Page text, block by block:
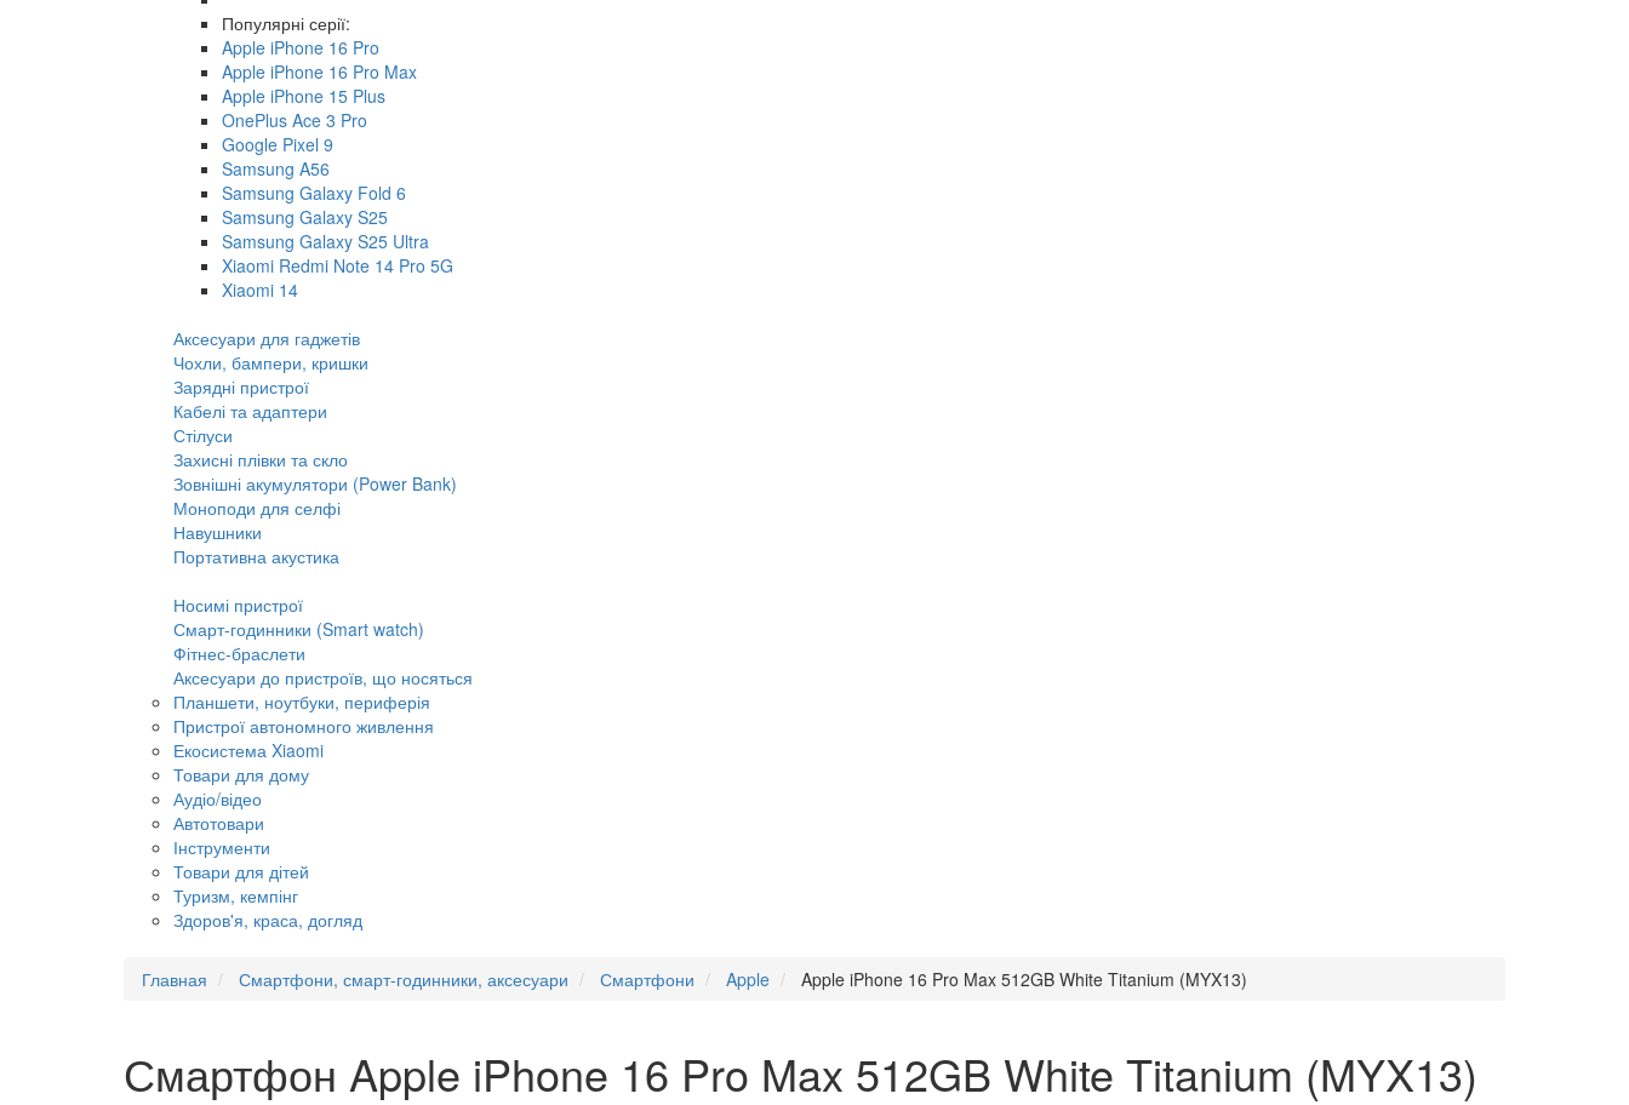
Популярні серії:
Apple iPhone 16 Pro
Apple iPhone 16 Pro Max
Apple iPhone 15 Plus
OnePlus Ace 3 Pro
Google Pixel 9
Samsung A56
Samsung Galaxy Fold 6
Samsung Galaxy S25
Samsung Galaxy S25 Ultra
Xiaomi Redmi Note 14 Pro 5G
Xiaomi 14
Аксесуари для гаджетів
Чохли, бампери, кришки
Зарядні пристрої
Кабелі та адаптери
Стілуси
Захисні плівки та скло
Зовнішні акумулятори (Power Bank)
Моноподи для селфі
Навушники
Портативна акустика
Носимі пристрої
Смарт-годинники (Smart watch)
Фітнес-браслети
Аксесуари до пристроїв, що носяться
Планшети, ноутбуки, периферія
Пристрої автономного живлення
Екосистема Xiaomi
Товари для дому
Аудіо/відео
Автотовари
Інструменти
Товари для дітей
Туризм, кемпінг
Здоров'я, краса, догляд
Главная Смартфони, смарт-годинники, аксесуари Смартфони Apple Apple iPhone 16 Pro Max 512GB White Titanium (MYX13)
Смартфон Apple iPhone 16 Pro Max 512GB White Titanium (MYX13)